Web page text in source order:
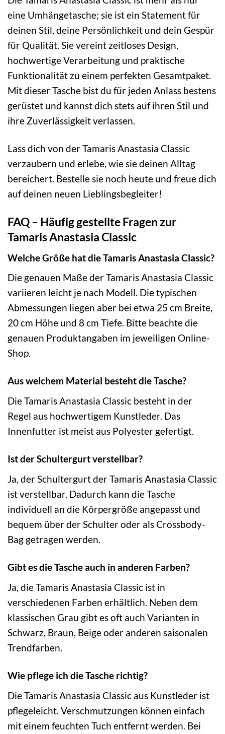
eine Umhängetasche; sie ist ein Statement für
deinen Stil, deine Persönlichkeit und dein Gespür
für Qualität. Sie vereint zeitloses Design,
hochwertige Verarbeitung und praktische
Funktionalität zu einem perfekten Gesamtpaket.
Mit dieser Tasche bist du für jeden Anlass bestens
gerüstet und kannst dich stets auf ihren Stil und
ihre Zuverlässigkeit verlassen.
Lass dich von der Tamaris Anastasia Classic
verzaubern und erlebe, wie sie deinen Alltag
bereichert. Bestelle sie noch heute und freue dich
auf deinen neuen Lieblingsbegleiter!
FAQ – Häufig gestellte Fragen zur
Tamaris Anastasia Classic
Welche Größe hat die Tamaris Anastasia Classic?
Die genauen Maße der Tamaris Anastasia Classic
variieren leicht je nach Modell. Die typischen
Abmessungen liegen aber bei etwa 25 cm Breite,
20 cm Höhe und 8 cm Tiefe. Bitte beachte die
genauen Produktangaben im jeweiligen Online-
Shop.
Aus welchem Material besteht die Tasche?
Die Tamaris Anastasia Classic besteht in der
Regel aus hochwertigem Kunstleder. Das
Innenfutter ist meist aus Polyester gefertigt.
Ist der Schultergurt verstellbar?
Ja, der Schultergurt der Tamaris Anastasia Classic
ist verstellbar. Dadurch kann die Tasche
individuell an die Körpergröße angepasst und
bequem über der Schulter oder als Crossbody-
Bag getragen werden.
Gibt es die Tasche auch in anderen Farben?
Ja, die Tamaris Anastasia Classic ist in
verschiedenen Farben erhältlich. Neben dem
klassischen Grau gibt es oft auch Varianten in
Schwarz, Braun, Beige oder anderen saisonalen
Trendfarben.
Wie pflege ich die Tasche richtig?
Die Tamaris Anastasia Classic aus Kunstleder ist
pflegeleicht. Verschmutzungen können einfach
mit einem feuchten Tuch entfernt werden. Bei